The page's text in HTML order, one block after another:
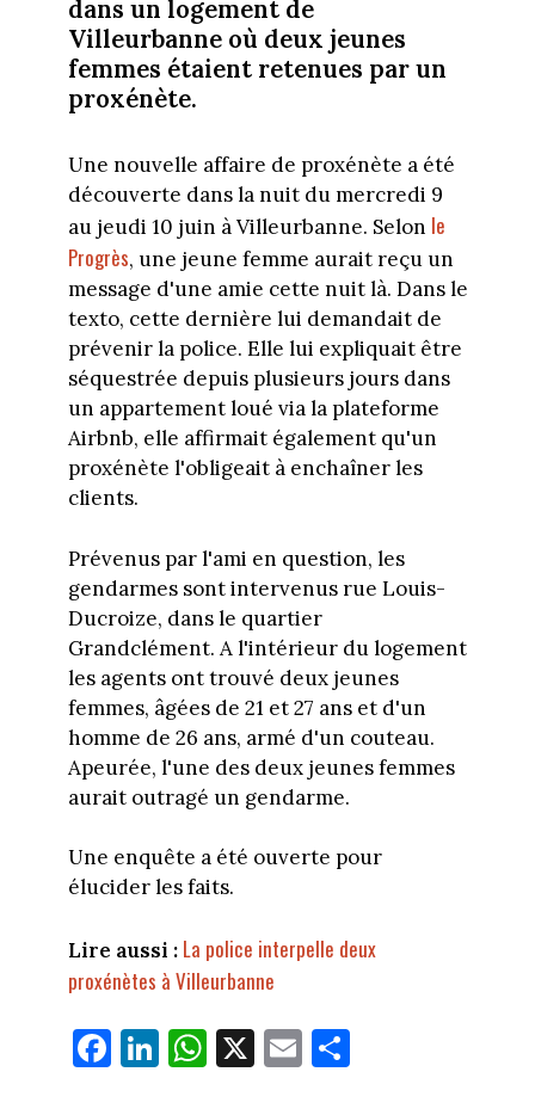
dans un logement de
Villeurbanne où deux jeunes
femmes étaient retenues par un
proxénète.
Une nouvelle affaire de proxénète a été
découverte dans la nuit du mercredi 9
au jeudi 10 juin à Villeurbanne. Selon le
Progrès, une jeune femme aurait reçu un
message d'une amie cette nuit là. Dans le
texto, cette dernière lui demandait de
prévenir la police. Elle lui expliquait être
séquestrée depuis plusieurs jours dans
un appartement loué via la plateforme
Airbnb, elle affirmait également qu'un
proxénète l'obligeait à enchaîner les
clients.
Prévenus par l'ami en question, les
gendarmes sont intervenus rue Louis-
Ducroize, dans le quartier
Grandclément. A l'intérieur du logement
les agents ont trouvé deux jeunes
femmes, âgées de 21 et 27 ans et d'un
homme de 26 ans, armé d'un couteau.
Apeurée, l'une des deux jeunes femmes
aurait outragé un gendarme.
Une enquête a été ouverte pour
élucider les faits.
Lire aussi : La police interpelle deux
proxénètes à Villeurbanne
Fa
ce
Li
nk
W
ha
X E
m
Pa
rt